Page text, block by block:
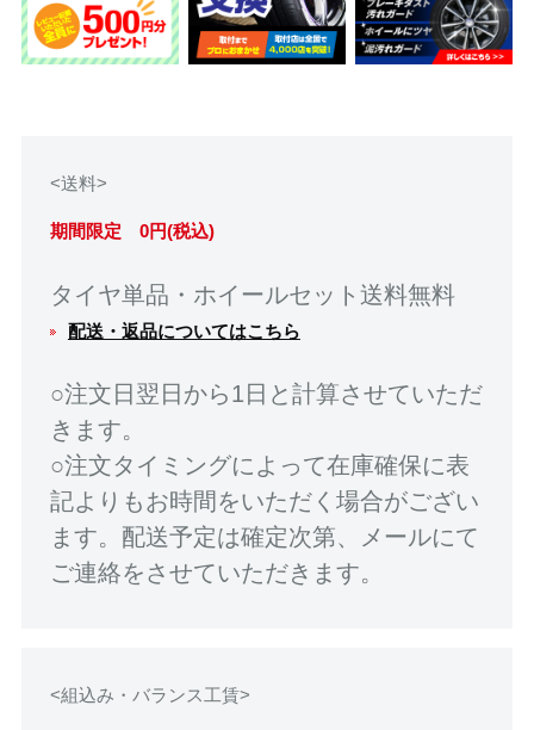
<送料>
期間限定 0円(税込)
タイヤ単品・ホイールセット送料無料
配送・返品についてはこちら
○注文日翌日から1日と計算させていただ
きます。
○注文タイミングによって在庫確保に表
記よりもお時間をいただく場合がござい
ます。配送予定は確定次第、メールにて
ご連絡をさせていただきます。
<組込み・バランス工賃>